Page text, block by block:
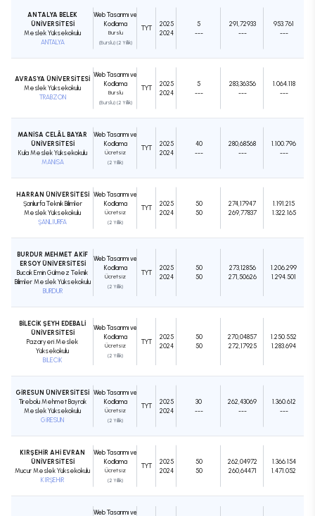
ANTALYA BELEK
ÜNİVERSİTESİ
Meslek Yüksekokulu
ANTALYA
Web Tasarımı ve
Kodlama
Burslu
(Burslu) (2 Yıllık)
TYT
2025
2024
5
---
291,72933
---
953.761
---
AVRASYA ÜNİVERSİTESİ
Meslek Yüksekokulu
TRABZON
Web Tasarımı ve
Kodlama
Burslu
(Burslu) (2 Yıllık)
TYT
2025
2024
5
---
283,36356
---
1.064.118
---
MANİSA CELÂL BAYAR
ÜNİVERSİTESİ
Kula Meslek Yüksekokulu
MANİSA
Web Tasarımı ve
Kodlama
Ücretsiz
(2 Yıllık)
TYT
2025
2024
40
---
280,68568
---
1.100.796
---
HARRAN ÜNİVERSİTESİ
Şanlıurfa Teknik Bilimler
Meslek Yüksekokulu
ŞANLIURFA
Web Tasarımı ve
Kodlama
Ücretsiz
(2 Yıllık)
TYT
2025
2024
50
50
274,17947
269,77837
1.191.215
1.322.165
BURDUR MEHMET AKİF
ERSOY ÜNİVERSİTESİ
Bucak Emin Gülmez Teknik
Bilimler Meslek Yüksekokulu
BURDUR
Web Tasarımı ve
Kodlama
Ücretsiz
(2 Yıllık)
TYT
2025
2024
50
50
273,12856
271,50626
1.206.299
1.294.501
BİLECİK ŞEYH EDEBALİ
ÜNİVERSİTESİ
Pazaryeri Meslek
Yüksekokulu
BİLECİK
Web Tasarımı ve
Kodlama
Ücretsiz
(2 Yıllık)
TYT
2025
2024
50
50
270,04857
272,17925
1.250.552
1.283.694
GİRESUN ÜNİVERSİTESİ
Tirebolu Mehmet Bayrak
Meslek Yüksekokulu
GİRESUN
Web Tasarımı ve
Kodlama
Ücretsiz
(2 Yıllık)
TYT
2025
2024
30
---
262,43069
---
1.360.612
---
KIRŞEHİR AHİ EVRAN
ÜNİVERSİTESİ
Mucur Meslek Yüksekokulu
KIRŞEHİR
Web Tasarımı ve
Kodlama
Ücretsiz
(2 Yıllık)
TYT
2025
2024
50
50
262,04972
260,64471
1.366.154
1.471.052
Web Tasarımı ve